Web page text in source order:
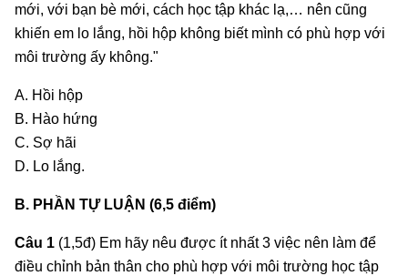
mới, với bạn bè mới, cách học tập khác lạ,… nên cũng
khiến em lo lắng, hồi hộp không biết mình có phù hợp với
môi trường ấy không."
A. Hồi hộp
B. Hào hứng
C. Sợ hãi
D. Lo lắng.
B. PHẦN TỰ LUẬN (6,5 điểm)
Câu 1 (1,5đ) Em hãy nêu được ít nhất 3 việc nên làm để
điều chỉnh bản thân cho phù hợp với môi trường học tập